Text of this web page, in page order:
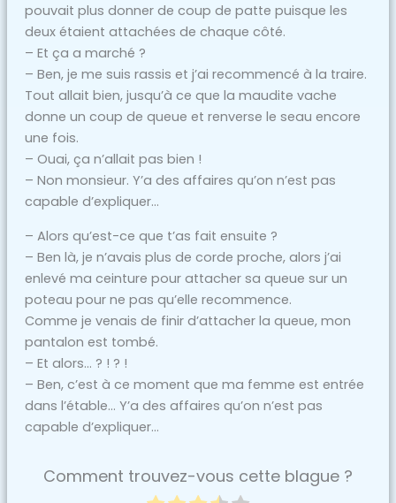
pouvait plus donner de coup de patte puisque les
deux étaient attachées de chaque côté.
– Et ça a marché ?
– Ben, je me suis rassis et j’ai recommencé à la traire.
Tout allait bien, jusqu’à ce que la maudite vache
donne un coup de queue et renverse le seau encore
une fois.
– Ouai, ça n’allait pas bien !
– Non monsieur. Y’a des affaires qu’on n’est pas
capable d’expliquer…
– Alors qu’est-ce que t’as fait ensuite ?
– Ben là, je n’avais plus de corde proche, alors j’ai
enlevé ma ceinture pour attacher sa queue sur un
poteau pour ne pas qu’elle recommence.
Comme je venais de finir d’attacher la queue, mon
pantalon est tombé.
– Et alors… ? ! ? !
– Ben, c’est à ce moment que ma femme est entrée
dans l’étable… Y’a des affaires qu’on n’est pas
capable d’expliquer…
Comment trouvez-vous cette blague ?